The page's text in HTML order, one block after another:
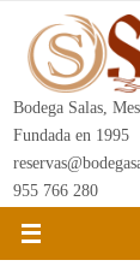
contenido
Bodega Salas,
Fundada en 1995
955 766 280